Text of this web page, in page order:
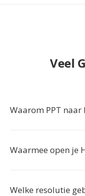
Veel
Waarom PPT naar
Waarmee open je
Welke resolutie